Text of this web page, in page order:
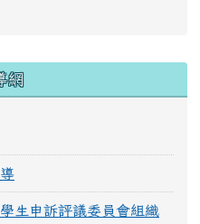
網
生申訴評議委員會組織